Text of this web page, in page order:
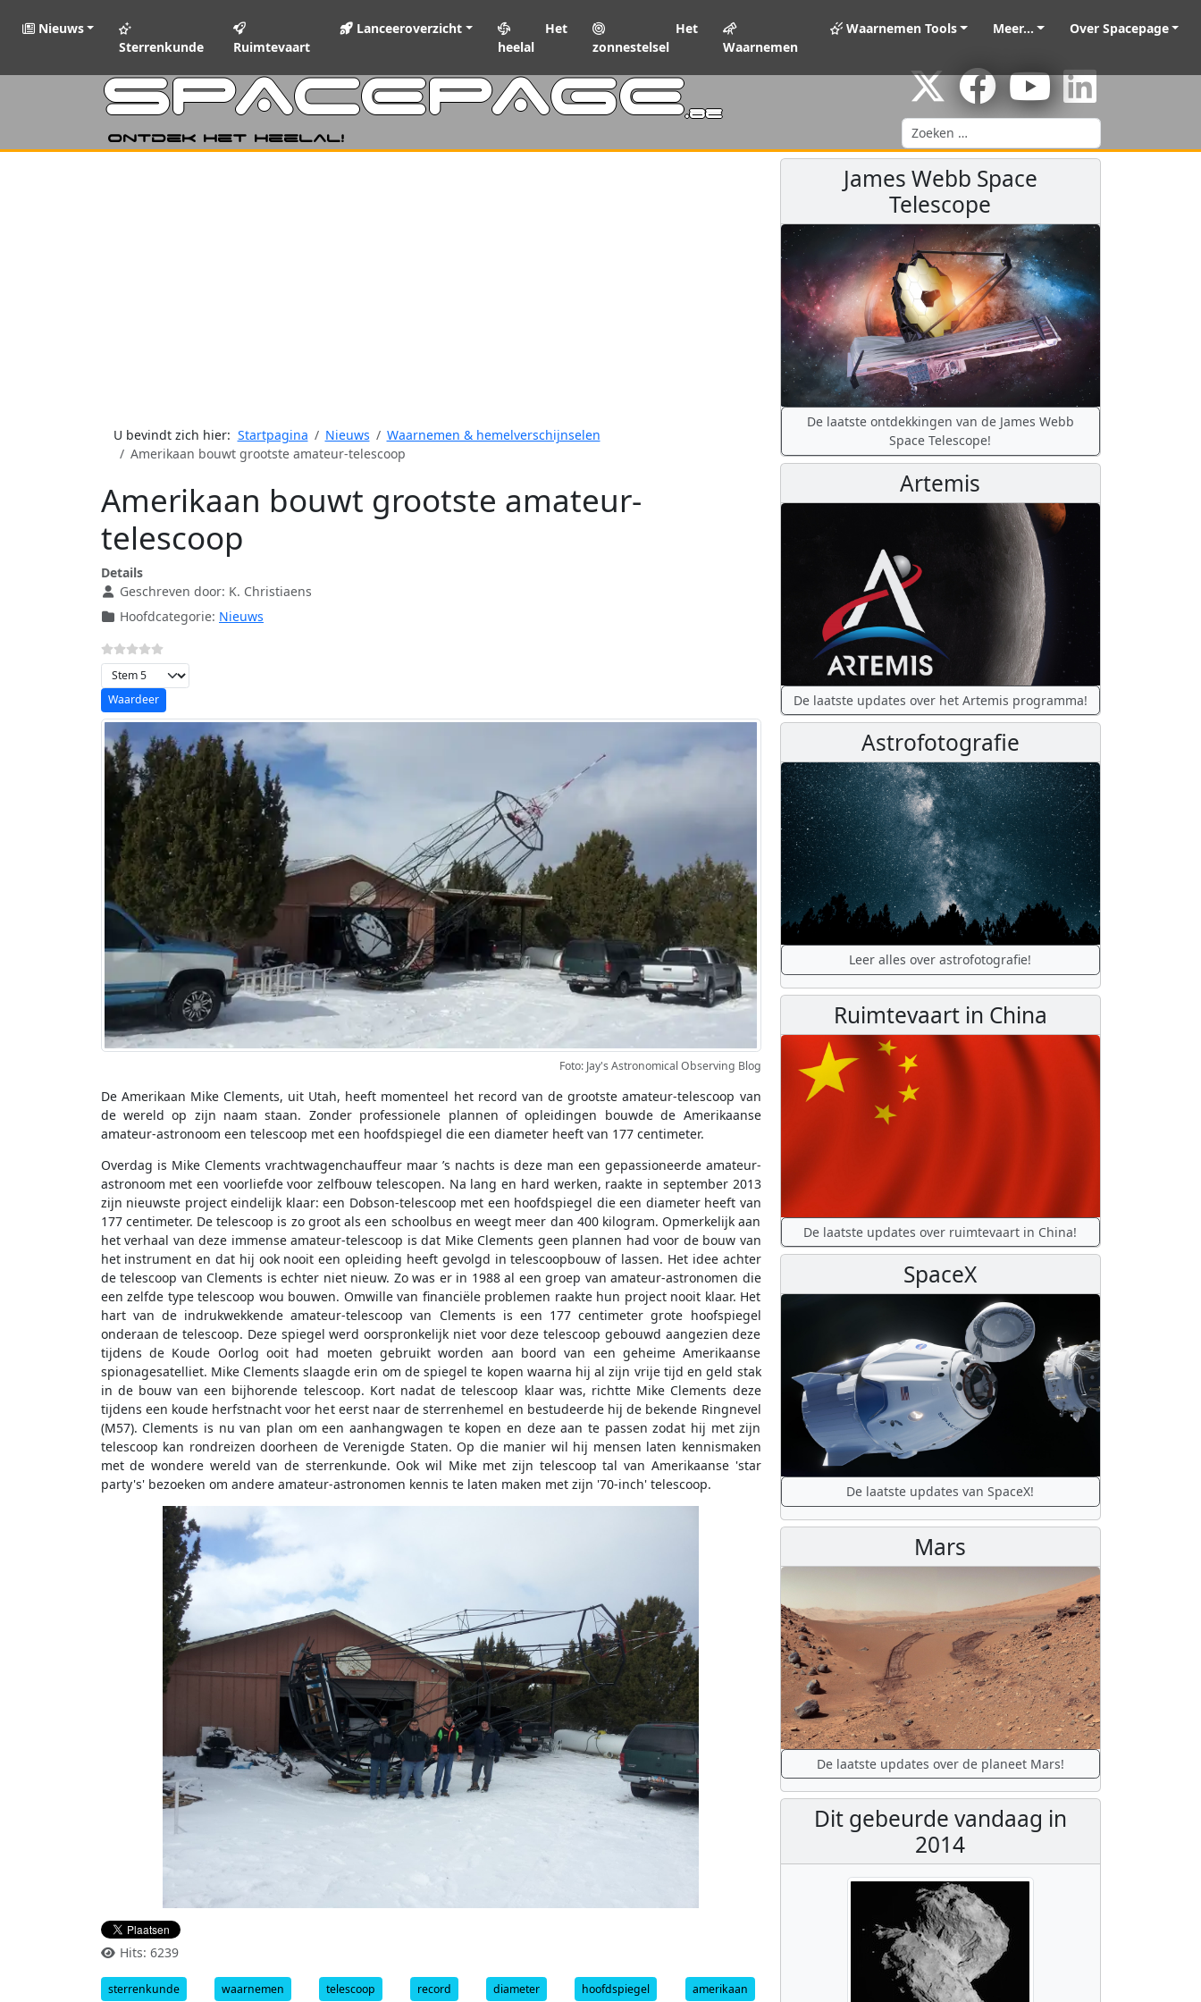
Nieuws
Sterrenkunde
Ruimtevaart
Lanceeroverzicht
Het
heelal
Het
zonnestelsel
Waarnemen
Waarnemen Tools Meer... Over Spacepage
SPACEPAGE.be
Ontdek het heelal!
Zoeken
U bevindt zich hier: Startpagina Nieuws
Waarnemen & hemelverschijnselen
Amerikaan bouwt grootste amateur-telescoop
Amerikaan bouwt grootste amateur-
telescoop
Details
Geschreven door: K. Christiaens
Hoofdcategorie: Nieuws
Voeg waardering toe
Foto: Jay's Astronomical Observing Blog
De Amerikaan Mike Clements, uit Utah, heeft momenteel het record van de grootste amateur-telescoop van
de wereld op zijn naam staan. Zonder professionele plannen of opleidingen bouwde de Amerikaanse
amateur-astronoom een telescoop met een hoofdspiegel die een diameter heeft van 177 centimeter.
Overdag is Mike Clements vrachtwagenchauffeur maar ’s nachts is deze man een gepassioneerde amateur-
astronoom met een voorliefde voor zelfbouw telescopen. Na lang en hard werken, raakte in september 2013
zijn nieuwste project eindelijk klaar: een Dobson-telescoop met een hoofdspiegel die een diameter heeft van
177 centimeter. De telescoop is zo groot als een schoolbus en weegt meer dan 400 kilogram. Opmerkelijk aan
het verhaal van deze immense amateur-telescoop is dat Mike Clements geen plannen had voor de bouw van
het instrument en dat hij ook nooit een opleiding heeft gevolgd in telescoopbouw of lassen. Het idee achter
de telescoop van Clements is echter niet nieuw. Zo was er in 1988 al een groep van amateur-astronomen die
een zelfde type telescoop wou bouwen. Omwille van financiële problemen raakte hun project nooit klaar. Het
hart van de indrukwekkende amateur-telescoop van Clements is een 177 centimeter grote hoofspiegel
onderaan de telescoop. Deze spiegel werd oorspronkelijk niet voor deze telescoop gebouwd aangezien deze
tijdens de Koude Oorlog ooit had moeten gebruikt worden aan boord van een geheime Amerikaanse
spionagesatelliet. Mike Clements slaagde erin om de spiegel te kopen waarna hij al zijn vrije tijd en geld stak
in de bouw van een bijhorende telescoop. Kort nadat de telescoop klaar was, richtte Mike Clements deze
tijdens een koude herfstnacht voor het eerst naar de sterrenhemel en bestudeerde hij de bekende Ringnevel
(M57). Clements is nu van plan om een aanhangwagen te kopen en deze aan te passen zodat hij met zijn
telescoop kan rondreizen doorheen de Verenigde Staten. Op die manier wil hij mensen laten kennismaken
met de wondere wereld van de sterrenkunde. Ook wil Mike met zijn telescoop tal van Amerikaanse 'star
party's' bezoeken om andere amateur-astronomen kennis te laten maken met zijn '70-inch' telescoop.
Hits: 6239
sterrenkunde waarnemen telescoop record diameter hoofdspiegel
amerikaan
James Webb Space
Telescope
De laatste ontdekkingen van de James Webb
Space Telescope!
Artemis
De laatste updates over het Artemis programma!
Astrofotografie
Leer alles over astrofotografie!
Ruimtevaart in China
De laatste updates over ruimtevaart in China!
SpaceX
De laatste updates van SpaceX!
Mars
De laatste updates over de planeet Mars!
Dit gebeurde vandaag in
2014